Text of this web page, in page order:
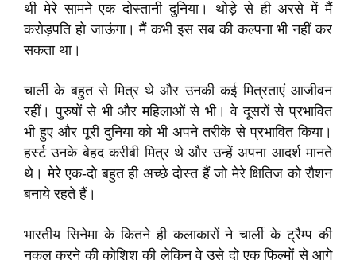
थी मेरे सामने एक दोस्तानी दुनिया। थोड़े से ही अरसे में मैं
करोड़पति हो जाऊंगा। मैं कभी इस सब की कल्पना भी नहीं कर
सकता था।
चार्ली के बहुत से मित्र थे और उनकी कई मित्रताएं आजीवन
रहीं। पुरुषों से भी और महिलाओं से भी। वे दूसरों से प्रभावित
भी हुए और पूरी दुनिया को भी अपने तरीके से प्रभावित किया।
हर्स्ट उनके बेहद करीबी मित्र थे और उन्हें अपना आदर्श मानते
थे। मेरे एक-दो बहुत ही अच्छे दोस्त हैं जो मेरे क्षितिज को रौशन
बनाये रहते हैं।
भारतीय सिनेमा के कितने ही कलाकारों ने चार्ली के ट्रैम्प की
नकल करने की कोशिश की लेकिन वे उसे दो एक फिल्मों से आगे